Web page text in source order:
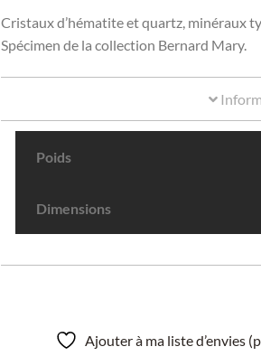
Cristaux d’hématite et quartz, minéraux
Spécimen de la collection Bernard Mary.
Poids
Dimensions
Ajouter à ma liste d’envies